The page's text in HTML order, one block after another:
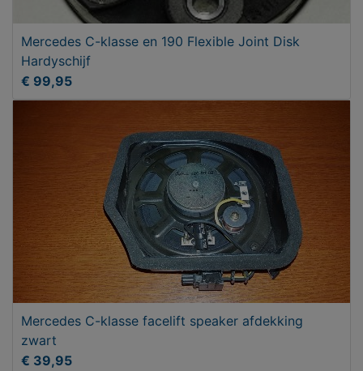
Mercedes C-klasse en 190 Flexible Joint Disk
Hardyschijf
€ 99,95
Mercedes C-klasse facelift speaker afdekking
zwart
€ 39,95